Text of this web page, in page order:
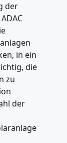
der
in ein
die
zu
der